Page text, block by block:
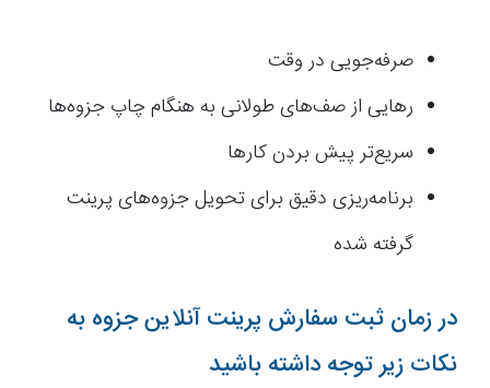
صرفه‌جویی در وقت
رهایی از صف‌های طولانی به هنگام چاپ جزوه‌ها
سریع‌تر پیش بردن کارها
برنامه‌ریزی دقیق برای تحویل جزوه‌های پرینت
گرفته شده
در زمان ثبت سفارش پرینت آنلاین جزوه به
نکات زیر توجه داشته باشید